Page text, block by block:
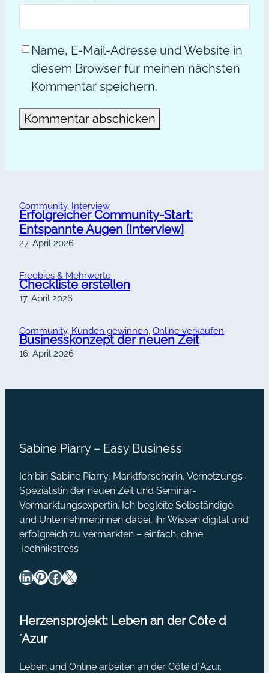
Name, E-Mail-Adresse und Website in
diesem Browser für meinen nächsten
Kommentar speichern.
Community, Interview
Erfolgreicher Community-Start:
Entspannte Augen [Interview]
27. April 2026
Freebies & Mehrwerte
Checkliste erstellen
17. April 2026
Community, Kunden gewinnen, Online verkaufen
Businesskonzept der neuen Zeit
16. April 2026
Sabine Piarry – Easy Business
Ich bin Sabine Piarry, Marktforscherin, Vernetzungs-
Spezialistin der neuen Zeit und Seminar-
Vermarktungsexpertin. Ich begleite Selbständige
und Unternehmer:innen dabei, ihr Wissen digital und
erfolgreich zu vermarkten – einfach, ohne
Technikstress
LinkedIn Pinterest Facebook X
Herzensprojekt: Leben an der Côte d
´Azur
Leben und Online arbeiten an der Côte d´Azur.